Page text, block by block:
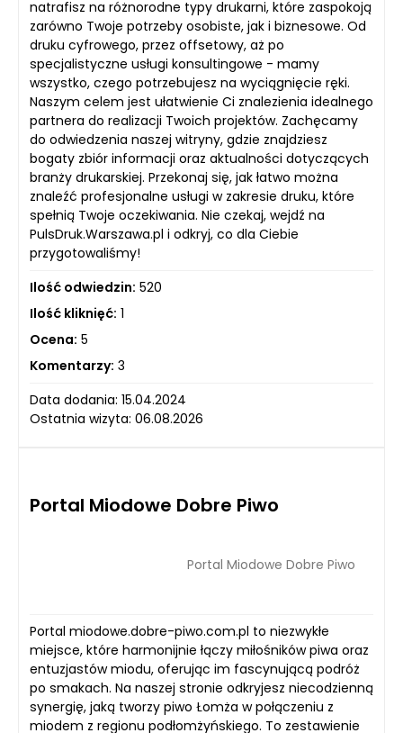
natrafisz na różnorodne typy drukarni, które zaspokoją
zarówno Twoje potrzeby osobiste, jak i biznesowe. Od
druku cyfrowego, przez offsetowy, aż po
specjalistyczne usługi konsultingowe - mamy
wszystko, czego potrzebujesz na wyciągnięcie ręki.
Naszym celem jest ułatwienie Ci znalezienia idealnego
partnera do realizacji Twoich projektów. Zachęcamy
do odwiedzenia naszej witryny, gdzie znajdziesz
bogaty zbiór informacji oraz aktualności dotyczących
branży drukarskiej. Przekonaj się, jak łatwo można
znaleźć profesjonalne usługi w zakresie druku, które
spełnią Twoje oczekiwania. Nie czekaj, wejdź na
PulsDruk.Warszawa.pl i odkryj, co dla Ciebie
przygotowaliśmy!
Ilość odwiedzin: 520
Ilość kliknięć: 1
Ocena: 5
Komentarzy: 3
Data dodania: 15.04.2024
Ostatnia wizyta: 06.08.2026
Portal Miodowe Dobre Piwo
Portal Miodowe Dobre Piwo
Portal miodowe.dobre-piwo.com.pl to niezwykłe
miejsce, które harmonijnie łączy miłośników piwa oraz
entuzjastów miodu, oferując im fascynującą podróż
po smakach. Na naszej stronie odkryjesz niecodzienną
synergię, jaką tworzy piwo Łomża w połączeniu z
miodem z regionu podłomżyńskiego. To zestawienie